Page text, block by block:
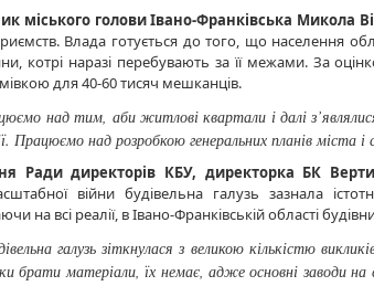
міського голови Івано-Франківська Микола
Влада готується до того, що населення
котрі наразі перебувають за її межами. За
для 40-60 тисяч мешканців.
над тим, аби житлові квартали і далі
Працюємо над розробкою генеральних планів міста і
Ради директорів КБУ, директорка БК
війни будівельна галузь зазнала
на всі реалії, в Івано-Франківській області
галузь зіткнулася з великою кількістю
брати матеріали, їх немає, адже основні заводи